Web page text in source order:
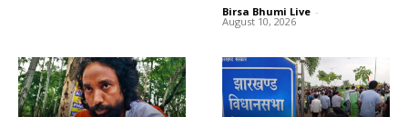
Birsa Bhumi Live -
August 10, 2026